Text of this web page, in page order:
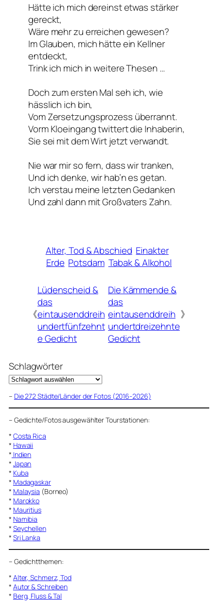
Hätte ich mich dereinst etwas stärker
gereckt,
Wäre mehr zu erreichen gewesen?
Im Glauben, mich hätte ein Kellner
entdeckt,
Trink ich mich in weitere Thesen …
Doch zum ersten Mal seh ich, wie
hässlich ich bin,
Vom Zersetzungsprozess überrannt.
Vorm Kloeingang twittert die Inhaberin,
Sie sei mit dem Wirt jetzt verwandt.
Nie war mir so fern, dass wir tranken,
Und ich denke, wir hab’n es getan.
Ich verstau meine letzten Gedanken
Und zahl dann mit Großvaters Zahn.
Alter, Tod & Abschied Einakter
Erde Potsdam Tabak & Alkohol
《
Lüdenscheid &
das
eintausenddreih
undertfünfzehnt
e Gedicht
Die Kämmende &
das
eintausenddreih
undertdreizehnte
Gedicht
》
Schlagwörter
– Die 272 Städte/Länder der Fotos (2016-2026)
– Gedichte/Fotos ausgewählter Tourstationen:
* Costa Rica
* Hawaii
* Indien
* Japan
* Kuba
* Madagaskar
* Malaysia (Borneo)
* Marokko
* Mauritius
* Namibia
* Seychellen
* Sri Lanka
– Gedichtthemen:
* Alter, Schmerz, Tod
* Autor & Schreiben
* Berg, Fluss & Tal